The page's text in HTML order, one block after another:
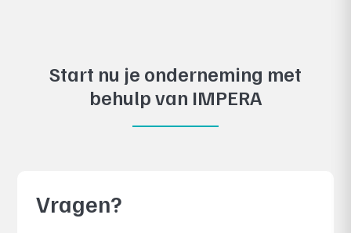
Start nu je onderneming met
behulp van IMPERA
Vragen?